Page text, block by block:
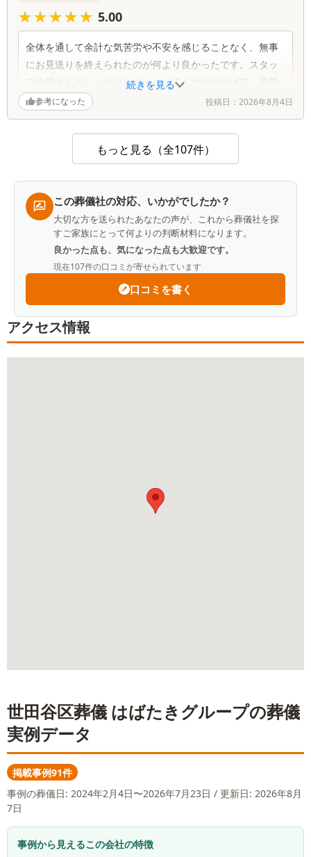
続きを見る
★★★★★
★★★★★ 5.00
全体を通して余計な気苦労や不安を感じることなく、無事
にお見送りを終えられたのが何より良かったです。スタッ
フの皆さんがしっかりサポートしてくれたおかげで、最後
まで落ち着いて故人様との大事な時間に集中できて本当に
助かりました。
参考になった 投稿日： 2026年8月4日
もっと見る（全107件）
この葬儀社の対応、いかがでしたか？
大切な方を送られたあなたの声が、これから葬儀社を探
すご家族にとって何よりの判断材料になります。
良かった点も、気になった点も大歓迎です。
現在107件の口コミが寄せられています
口コミを書く
アクセス情報
世田谷区葬儀 はばたきグループの葬儀
実例データ
掲載事例91件
事例の葬儀日: 2024年2月4日〜2026年7月23日 / 更新日: 2026年8月
7日
事例から見えるこの会社の特徴